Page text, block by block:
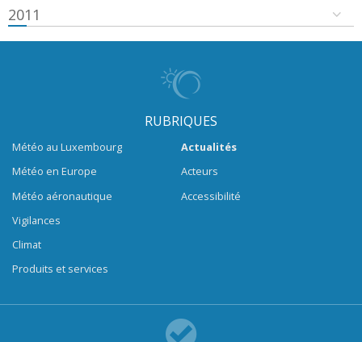
2011
RUBRIQUES
Météo au Luxembourg
Météo en Europe
Météo aéronautique
Vigilances
Climat
Produits et services
Actualités
Acteurs
Accessibilité